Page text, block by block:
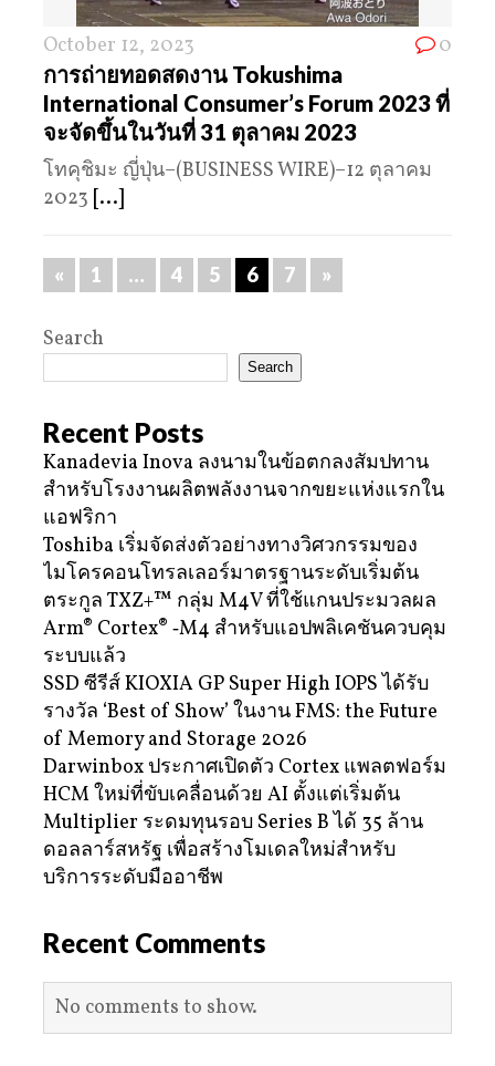
October 12, 2023 0
การถ่ายทอดสดงาน Tokushima
International Consumer’s Forum 2023 ที่
จะจัดขึ้นในวันที่ 31 ตุลาคม 2023
โทคุชิมะ ญี่ปุ่น–(BUSINESS WIRE)–12 ตุลาคม
2023 [...]
« 1 … 4 5 6 7 »
Search
Search
Recent Posts
Kanadevia Inova ลงนามในข้อตกลงสัมปทาน
สำหรับโรงงานผลิตพลังงานจากขยะแห่งแรกใน
แอฟริกา
Toshiba เริ่มจัดส่งตัวอย่างทางวิศวกรรมของ
ไมโครคอนโทรลเลอร์มาตรฐานระดับเริ่มต้น
ตระกูล TXZ+™ กลุ่ม M4V ที่ใช้แกนประมวลผล
Arm® Cortex® ‑M4 สำหรับแอปพลิเคชันควบคุม
ระบบแล้ว
SSD ซีรีส์ KIOXIA GP Super High IOPS ได้รับ
รางวัล ‘Best of Show’ ในงาน FMS: the Future
of Memory and Storage 2026
Darwinbox ประกาศเปิดตัว Cortex แพลตฟอร์ม
HCM ใหม่ที่ขับเคลื่อนด้วย AI ตั้งแต่เริ่มต้น
Multiplier ระดมทุนรอบ Series B ได้ 35 ล้าน
ดอลลาร์สหรัฐ เพื่อสร้างโมเดลใหม่สำหรับ
บริการระดับมืออาชีพ
Recent Comments
No comments to show.